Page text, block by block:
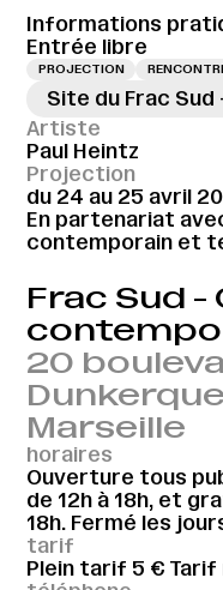
Informations
Entrée libre
PROJECTION
Site du Frac
Artiste
Paul Heintz
Projection
du 24 au 25 avril
En partenariat
contemporain et
Frac Sud
20
Marseille
horaires
Ouverture tous
de 12h à 18h, et
18h. Fermé les
tarif
Plein tarif 5 €